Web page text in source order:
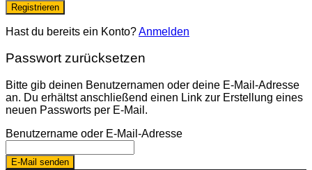
Registrieren
Hast du bereits ein Konto?Anmelden
Passwort zurücksetzen
Bitte gib deinen Benutzernamen oder deine E-Mail-Adresse
an. Du erhältst anschließend einen Link zur Erstellung eines
neuen Passworts per E-Mail.
Benutzername oder E-Mail-Adresse
E-Mail senden